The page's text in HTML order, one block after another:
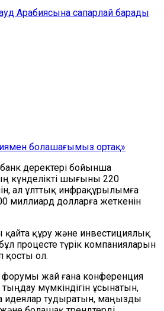
Арабиясына сапарлай барады
болашағымыз ортақ»
деректері бойынша
күнделікті шығыны 220
ал ұлттық инфрақұрылымға
миллиард долларға жеткенін
құру және инвестициялық
процесте түрік компанияларын
қосты ол.
форумы жай ғана конференция
мүмкіндігін ұсынатын,
идеялар тудыратын, маңызды